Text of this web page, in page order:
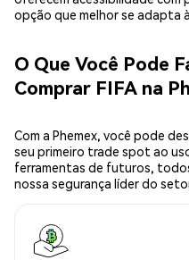
opção que melhor se adapta
O Que Você Pode
Comprar FIFA na
Com a Phemex, você pode
seu primeiro trade spot ao
ferramentas de futuros,
nossa segurança líder do